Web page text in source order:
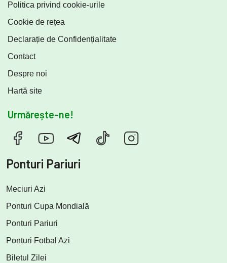
Politica privind cookie-urile
Cookie de rețea
Declarație de Confidențialitate
Contact
Despre noi
Hartă site
Urmărește-ne!
Ponturi Pariuri
Meciuri Azi
Ponturi Cupa Mondială
Ponturi Pariuri
Ponturi Fotbal Azi
Biletul Zilei